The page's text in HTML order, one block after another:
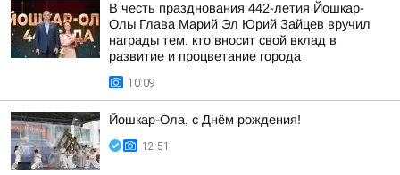
В честь празднования 442-летия Йошкар-
Олы Глава Марий Эл Юрий Зайцев вручил
награды тем, кто вносит свой вклад в
развитие и процветание города
10:09
Йошкар-Ола, с Днём рождения!
12:51